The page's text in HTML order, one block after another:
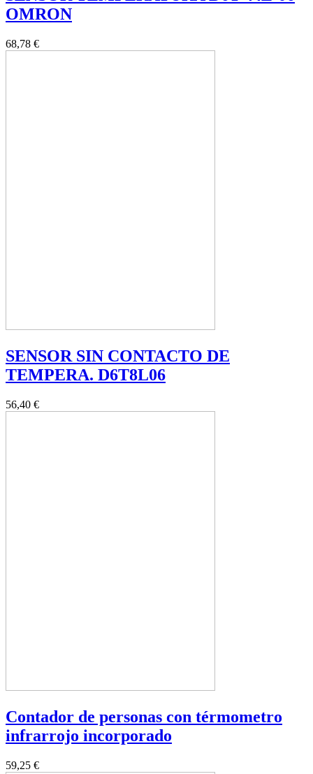
OMRON
68,78 €
SENSOR SIN CONTACTO DE
TEMPERA. D6T8L06
56,40 €
Contador de personas con térmometro
infrarrojo incorporado
59,25 €